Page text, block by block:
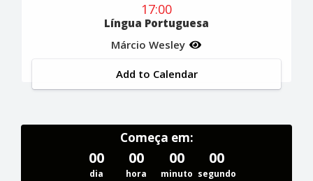
17:00
Língua Portuguesa
Márcio Wesley
Add to Calendar
Começa em:
00
dia
00
hora
00
minuto
00
segundo